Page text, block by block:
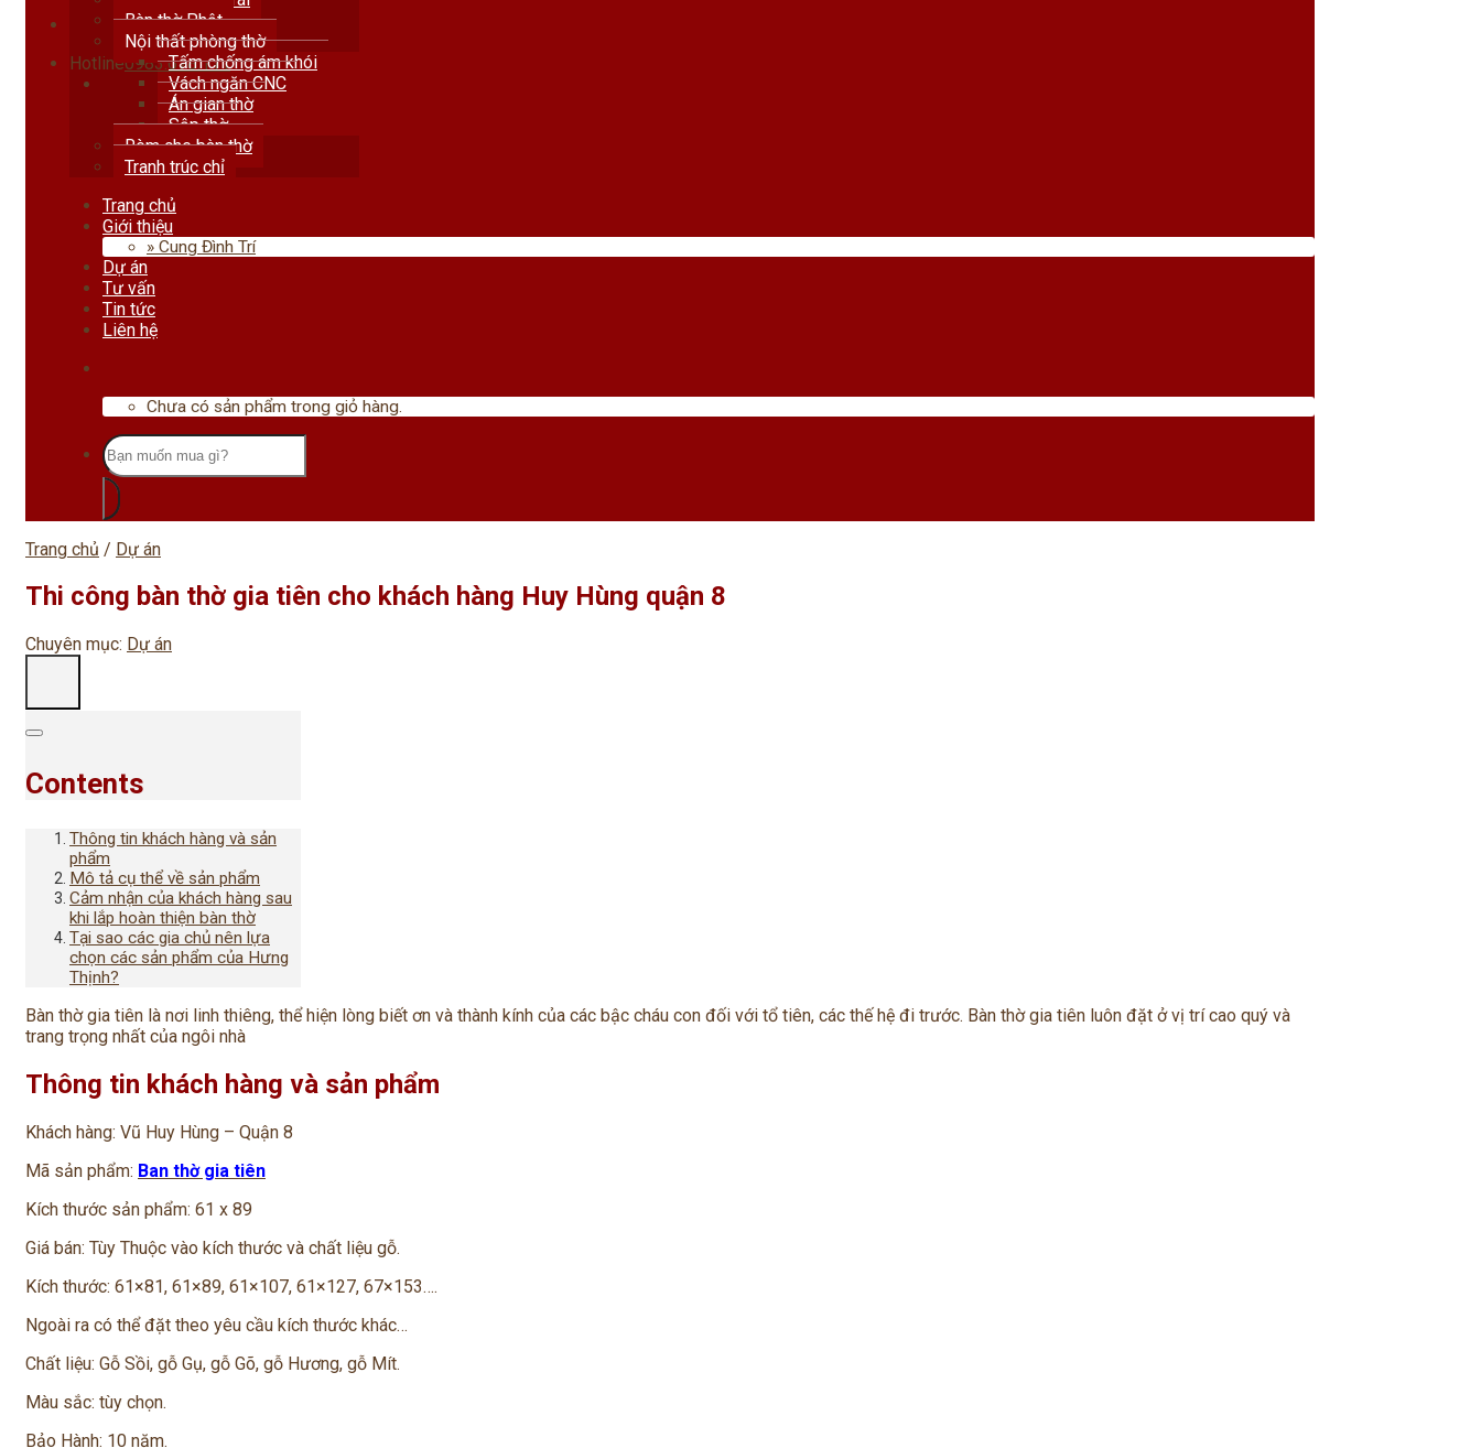
Hotline0983.678.111
Bàn thờ Phật
Nội thất phòng thờ
Tấm chống ám khói
Vách ngăn CNC
Án gian thờ
Sập thờ
Rèm che bàn thờ
Tranh trúc chỉ
Trang chủ
Giới thiệu
» Cung Đình Trí
Dự án
Tư vấn
Tin tức
Liên hệ
Chưa có sản phẩm trong giỏ hàng.
Tìm
kiếm:
Trang chủ / Dự án
Thi công bàn thờ gia tiên cho khách hàng Huy Hùng quận 8
Chuyên mục: Dự án
Contents
Thông tin khách hàng và sản
phẩm
Mô tả cụ thể về sản phẩm
Cảm nhận của khách hàng sau
khi lắp hoàn thiện bàn thờ
Tại sao các gia chủ nên lựa
chọn các sản phẩm của Hưng
Thịnh?
Bàn thờ gia tiên là nơi linh thiêng, thể hiện lòng biết ơn và thành kính của các bậc cháu con đối với tổ tiên, các thế hệ đi trước. Bàn thờ gia tiên luôn đặt ở vị trí cao quý và
trang trọng nhất của ngôi nhà
Thông tin khách hàng và sản phẩm
Khách hàng: Vũ Huy Hùng – Quận 8
Mã sản phẩm: Ban thờ gia tiên
Kích thước sản phẩm: 61 x 89
Giá bán: Tùy Thuộc vào kích thước và chất liệu gỗ.
Kích thước: 61×81, 61×89, 61×107, 61×127, 67×153….
Ngoài ra có thể đặt theo yêu cầu kích thước khác…
Chất liệu: Gỗ Sồi, gỗ Gụ, gỗ Gõ, gỗ Hương, gỗ Mít.
Màu sắc: tùy chọn.
Bảo Hành: 10 năm.